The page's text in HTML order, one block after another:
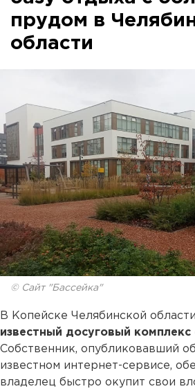
прудом в
области
© Сайт "Бассейка"
В Копейске Челябинской области
известный досуговый
Собственник, опубликовавший
известном интернет-сервисе,
владелец быстро окупит свои